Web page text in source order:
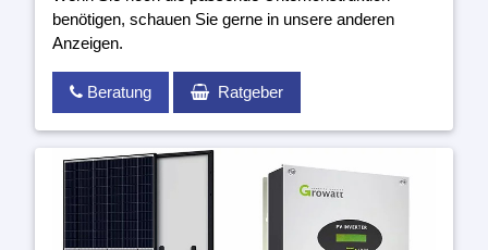
benötigen, schauen Sie gerne in unsere anderen
Anzeigen.
Beratung Ratgeber